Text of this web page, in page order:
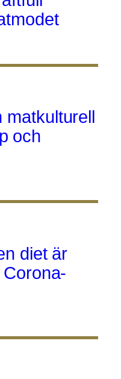
och
diet är